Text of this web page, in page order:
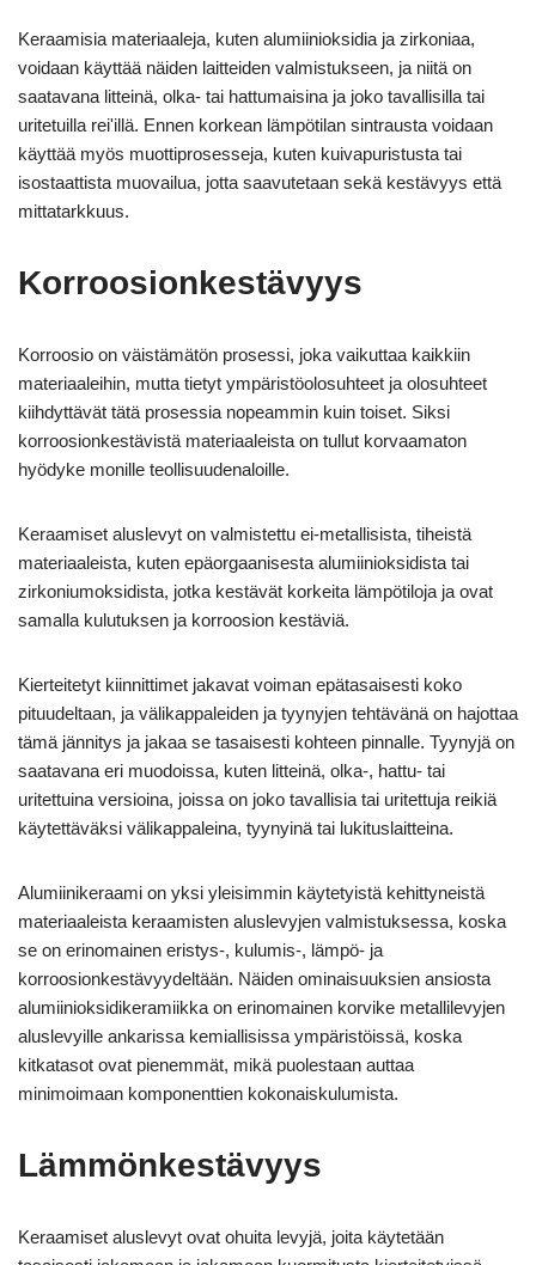
Keraamisia materiaaleja, kuten alumiinioksidia ja zirkoniaa,
voidaan käyttää näiden laitteiden valmistukseen, ja niitä on
saatavana litteinä, olka- tai hattumaisina ja joko tavallisilla tai
uritetuilla rei'illä. Ennen korkean lämpötilan sintrausta voidaan
käyttää myös muottiprosesseja, kuten kuivapuristusta tai
isostaattista muovailua, jotta saavutetaan sekä kestävyys että
mittatarkkuus.
Korroosionkestävyys
Korroosio on väistämätön prosessi, joka vaikuttaa kaikkiin
materiaaleihin, mutta tietyt ympäristöolosuhteet ja olosuhteet
kiihdyttävät tätä prosessia nopeammin kuin toiset. Siksi
korroosionkestävistä materiaaleista on tullut korvaamaton
hyödyke monille teollisuudenaloille.
Keraamiset aluslevyt on valmistettu ei-metallisista, tiheistä
materiaaleista, kuten epäorgaanisesta alumiinioksidista tai
zirkoniumoksidista, jotka kestävät korkeita lämpötiloja ja ovat
samalla kulutuksen ja korroosion kestäviä.
Kierteitetyt kiinnittimet jakavat voiman epätasaisesti koko
pituudeltaan, ja välikappaleiden ja tyynyjen tehtävänä on hajottaa
tämä jännitys ja jakaa se tasaisesti kohteen pinnalle. Tyynyjä on
saatavana eri muodoissa, kuten litteinä, olka-, hattu- tai
uritettuina versioina, joissa on joko tavallisia tai uritettuja reikiä
käytettäväksi välikappaleina, tyynyinä tai lukituslaitteina.
Alumiinikeraami on yksi yleisimmin käytetyistä kehittyneistä
materiaaleista keraamisten aluslevyjen valmistuksessa, koska
se on erinomainen eristys-, kulumis-, lämpö- ja
korroosionkestävyydeltään. Näiden ominaisuuksien ansiosta
alumiinioksidikeramiikka on erinomainen korvike metallilevyjen
aluslevyille ankarissa kemiallisissa ympäristöissä, koska
kitkatasot ovat pienemmät, mikä puolestaan auttaa
minimoimaan komponenttien kokonaiskulumista.
Lämmönkestävyys
Keraamiset aluslevyt ovat ohuita levyjä, joita käytetään